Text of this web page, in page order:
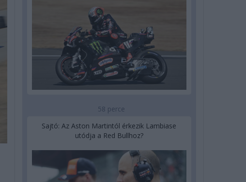
58 perce
Sajtó: Az Aston Martintól érkezik Lambiase
utódja a Red Bullhoz?